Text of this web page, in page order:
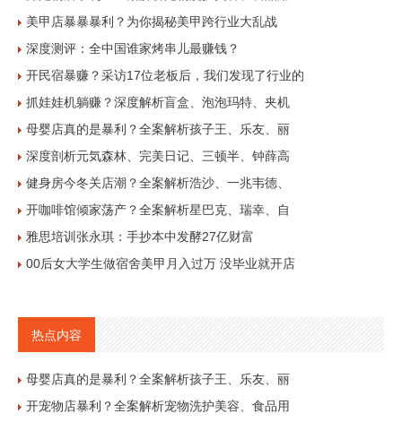
美甲店暴暴暴利？为你揭秘美甲跨行业大乱战
深度测评：全中国谁家烤串儿最赚钱？
开民宿暴赚？采访17位老板后，我们发现了行业的
抓娃娃机躺赚？深度解析盲盒、泡泡玛特、夹机
母婴店真的是暴利？全案解析孩子王、乐友、丽
深度剖析元気森林、完美日记、三顿半、钟薛高
健身房今冬关店潮？全案解析浩沙、一兆韦德、
开咖啡馆倾家荡产？全案解析星巴克、瑞幸、自
雅思培训张永琪：手抄本中发酵27亿财富
00后女大学生做宿舍美甲月入过万 没毕业就开店
热点内容
母婴店真的是暴利？全案解析孩子王、乐友、丽
开宠物店暴利？全案解析宠物洗护美容、食品用